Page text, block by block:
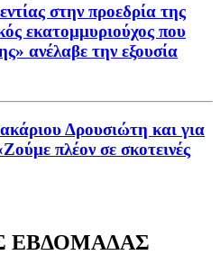
στην προεδρία της
εκατομμυριούχος που
ανέλαβε την εξουσία
Δρουσιώτη και για
πλέον σε σκοτεινές
ΕΒΔΟΜΑΔΑΣ